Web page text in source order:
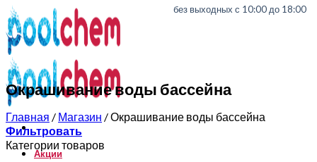
без выходных с 10:00 до 18:00
Акции
Окрашивание воды бассейна
Главная / Магазин /Окрашивание воды бассейна
Фильтровать
Категории товаров